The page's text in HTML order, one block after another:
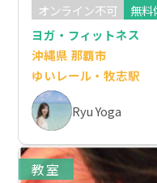
オンライン不可
無料
ヨガ・フィットネス
沖縄県 那覇市
ゆいレール・牧志駅
Ryu Yoga
教室